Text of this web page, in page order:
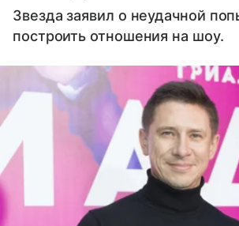
Звезда заявил о неудачной
построить отношения на шоу.